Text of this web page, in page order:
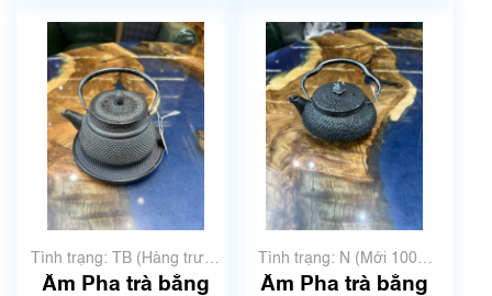
Tình trạng: TB (Hàng trưng
bày, thanh lý)
Ấm Pha trà bằng
Tình trạng: N (Mới 100%
chưa qua sử dụng)
Ấm Pha trà bằng